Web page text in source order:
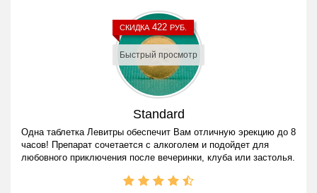
Быстрый просмотр
СКИДКА422 РУБ.
Standard
Одна таблетка Левитры обеспечит Вам отличную эрекцию до 8
часов! Препарат сочетается с алкоголем и подойдет для
любовного приключения после вечеринки, клуба или застолья.